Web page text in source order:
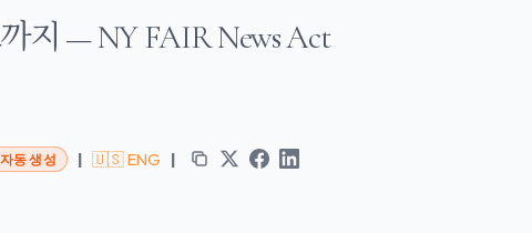
지 — NY FAIR News Act
동 생성 | 🇺🇸 ENG |